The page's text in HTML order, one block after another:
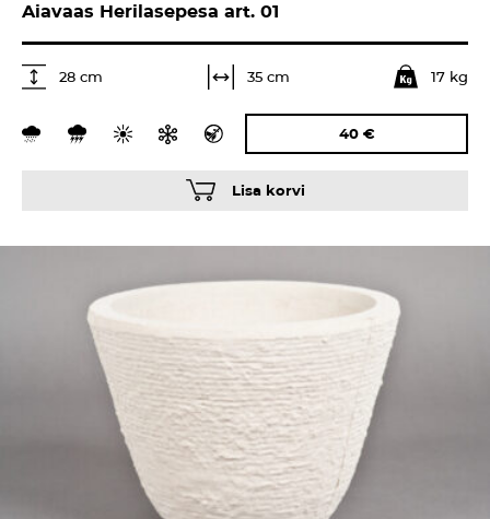
Aiavaas Herilasepesa art. 01
28 cm 35 cm 17 kg
40 €
Lisa korvi